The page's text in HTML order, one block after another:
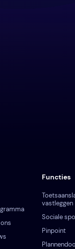
Functies
vastleggen
Sociale
Pinpoint